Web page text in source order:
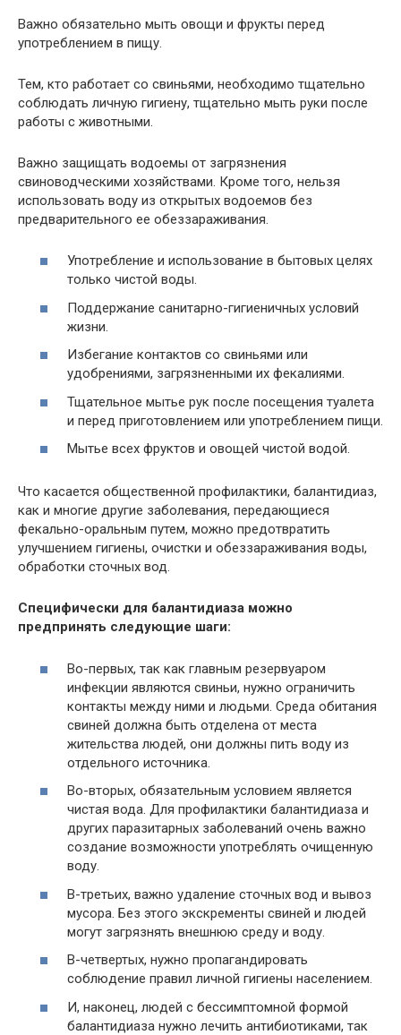
Важно обязательно мыть овощи и фрукты перед
употреблением в пищу.
Тем, кто работает со свиньями, необходимо тщательно
соблюдать личную гигиену, тщательно мыть руки после
работы с животными.
Важно защищать водоемы от загрязнения
свиноводческими хозяйствами. Кроме того, нельзя
использовать воду из открытых водоемов без
предварительного ее обеззараживания.
Употребление и использование в бытовых целях
только чистой воды.
Поддержание санитарно-гигиеничных условий
жизни.
Избегание контактов со свиньями или
удобрениями, загрязненными их фекалиями.
Тщательное мытье рук после посещения туалета
и перед приготовлением или употреблением пищи.
Мытье всех фруктов и овощей чистой водой.
Что касается общественной профилактики, балантидиаз,
как и многие другие заболевания, передающиеся
фекально-оральным путем, можно предотвратить
улучшением гигиены, очистки и обеззараживания воды,
обработки сточных вод.
Специфически для балантидиаза можно
предпринять следующие шаги:
Во-первых, так как главным резервуаром
инфекции являются свиньи, нужно ограничить
контакты между ними и людьми. Среда обитания
свиней должна быть отделена от места
жительства людей, они должны пить воду из
отдельного источника.
Во-вторых, обязательным условием является
чистая вода. Для профилактики балантидиаза и
других паразитарных заболеваний очень важно
создание возможности употреблять очищенную
воду.
В-третьих, важно удаление сточных вод и вывоз
мусора. Без этого экскременты свиней и людей
могут загрязнять внешнюю среду и воду.
В-четвертых, нужно пропагандировать
соблюдение правил личной гигиены населением.
И, наконец, людей с бессимптомной формой
балантидиаза нужно лечить антибиотиками, так